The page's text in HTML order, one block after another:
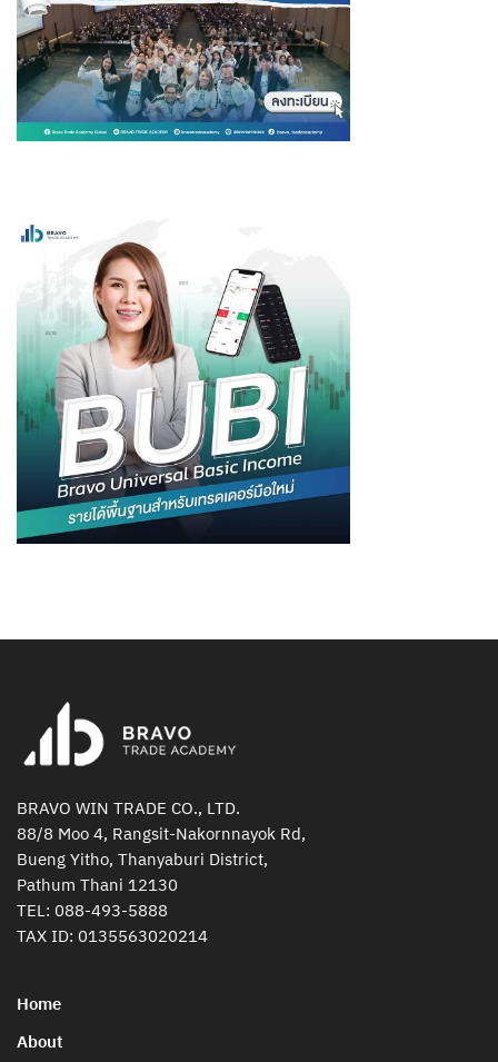
BRAVO WIN TRADE CO., LTD.
88/8 Moo 4, Rangsit-Nakornnayok Rd,
Bueng Yitho, Thanyaburi District,
Pathum Thani 12130
TEL: 088-493-5888
TAX ID: 0135563020214
Home
About